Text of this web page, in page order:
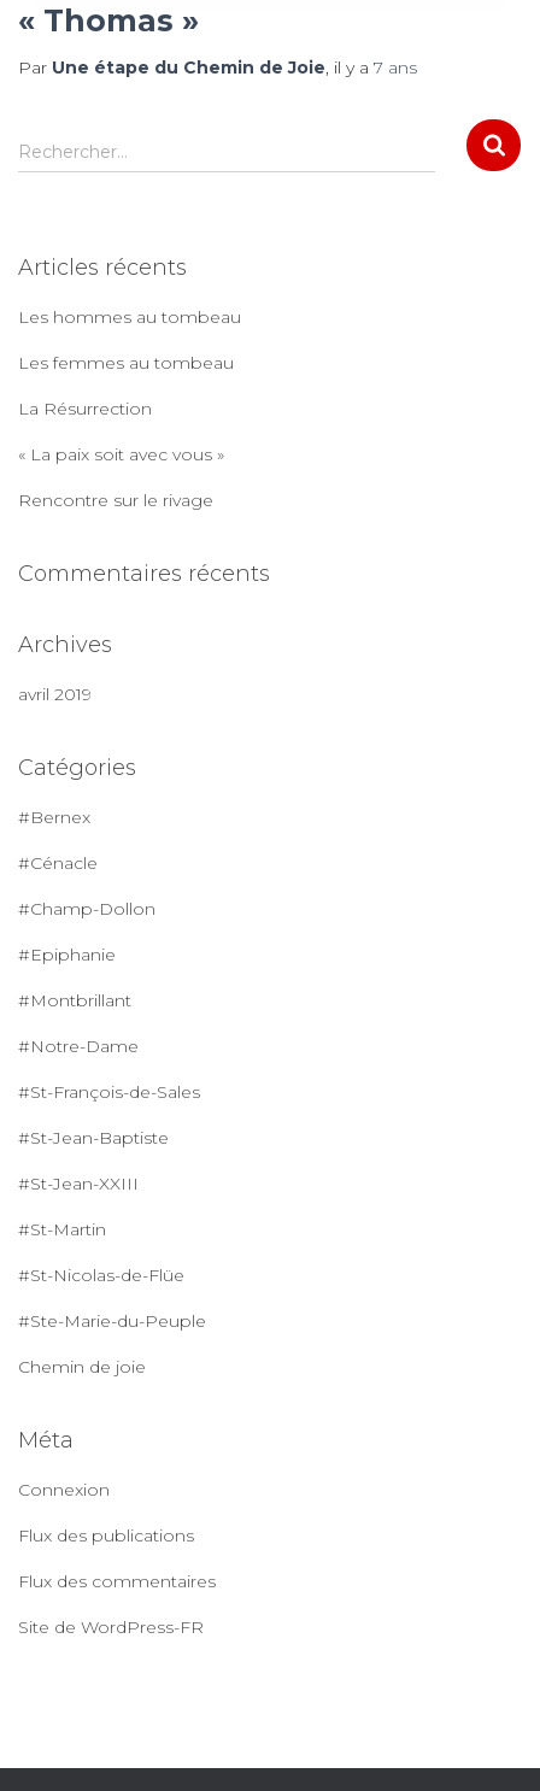
« Thomas »
Par Une étape du Chemin de Joie , il y a 7 ans
R
e
r
h
e
Rechercher…
Articles récents
Les hommes au tombeau
Les femmes au tombeau
La Résurrection
« La paix soit avec vous »
Rencontre sur le rivage
Commentaires récents
Archives
avril 2019
Catégories
#Bernex
#Cénacle
#Champ-Dollon
#Epiphanie
#Montbrillant
#Notre-Dame
#St-François-de-Sales
#St-Jean-Baptiste
#St-Jean-XXIII
#St-Martin
#St-Nicolas-de-Flüe
#Ste-Marie-du-Peuple
Chemin de joie
Méta
Connexion
Flux des publications
Flux des commentaires
Site de WordPress-FR